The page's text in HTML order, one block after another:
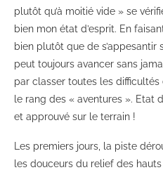
plutôt qu’à moitié vide » se
bien mon état d’esprit. En
bien plutôt que de
peut toujours avancer sans
par classer toutes les
le rang des « aventures ». Etat
et approuvé sur le terrain !
Les premiers jours, la piste
les douceurs du relief des